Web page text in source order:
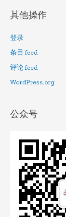
其他操作
登录
条目 feed
评论 feed
WordPress.org
公众号